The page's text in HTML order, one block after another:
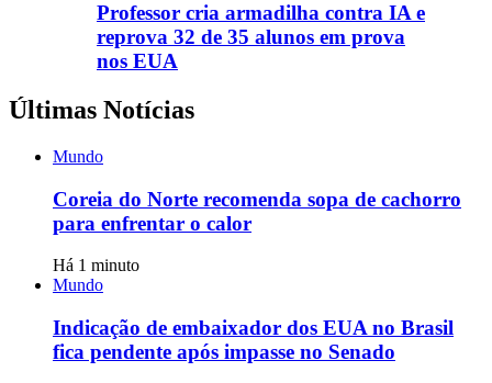
Professor cria armadilha contra IA e
reprova 32 de 35 alunos em prova
nos EUA
Últimas Notícias
Mundo
Coreia do Norte recomenda sopa de cachorro
para enfrentar o calor
Há 1 minuto
Mundo
Indicação de embaixador dos EUA no Brasil
fica pendente após impasse no Senado